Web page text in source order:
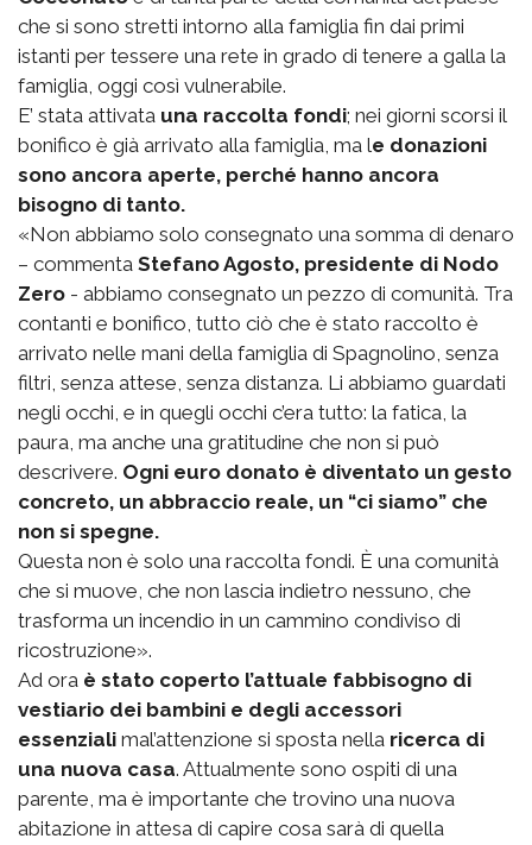
che si sono stretti intorno alla famiglia fin dai primi
istanti per tessere una rete in grado di tenere a galla la
famiglia, oggi così vulnerabile.
E’ stata attivata una raccolta fondi; nei giorni scorsi il
bonifico è già arrivato alla famiglia, ma le donazioni
sono ancora aperte, perché hanno ancora
bisogno di tanto.
«Non abbiamo solo consegnato una somma di denaro
– commenta Stefano Agosto, presidente di Nodo
Zero - abbiamo consegnato un pezzo di comunità. Tra
contanti e bonifico, tutto ciò che è stato raccolto è
arrivato nelle mani della famiglia di Spagnolino, senza
filtri, senza attese, senza distanza. Li abbiamo guardati
negli occhi, e in quegli occhi c’era tutto: la fatica, la
paura, ma anche una gratitudine che non si può
descrivere. Ogni euro donato è diventato un gesto
concreto, un abbraccio reale, un “ci siamo” che
non si spegne.
Questa non è solo una raccolta fondi. È una comunità
che si muove, che non lascia indietro nessuno, che
trasforma un incendio in un cammino condiviso di
ricostruzione».
Ad ora è stato coperto l’attuale fabbisogno di
vestiario dei bambini e degli accessori
essenziali mal’attenzione si sposta nella ricerca di
una nuova casa. Attualmente sono ospiti di una
parente, ma è importante che trovino una nuova
abitazione in attesa di capire cosa sarà di quella